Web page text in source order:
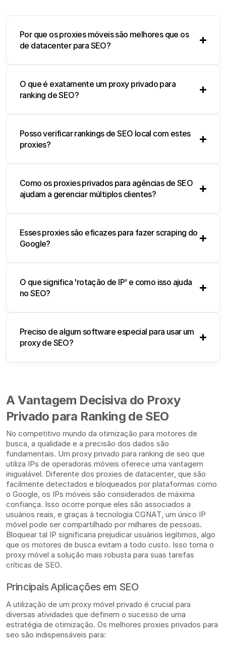
Por que os proxies móveis são melhores que os
de datacenter para SEO?
O que é exatamente um proxy privado para
ranking de SEO?
Posso verificar rankings de SEO local com estes
proxies?
Como os proxies privados para agências de SEO
ajudam a gerenciar múltiplos clientes?
Esses proxies são eficazes para fazer scraping do
Google?
O que significa 'rotação de IP' e como isso ajuda
no SEO?
Preciso de algum software especial para usar um
proxy de SEO?
A Vantagem Decisiva do Proxy
Privado para Ranking de SEO
No competitivo mundo da otimização para motores de
busca, a qualidade e a precisão dos dados são
fundamentais. Um proxy privado para ranking de seo que
utiliza IPs de operadoras móveis oferece uma vantagem
inigualável. Diferente dos proxies de datacenter, que são
facilmente detectados e bloqueados por plataformas como
o Google, os IPs móveis são considerados de máxima
confiança. Isso ocorre porque eles são associados a
usuários reais, e graças à tecnologia CGNAT, um único IP
móvel pode ser compartilhado por milhares de pessoas.
Bloquear tal IP significaria prejudicar usuários legítimos, algo
que os motores de busca evitam a todo custo. Isso torna o
proxy móvel a solução mais robusta para suas tarefas
críticas de SEO.
Principais Aplicações em SEO
A utilização de um proxy móvel privado é crucial para
diversas atividades que definem o sucesso de uma
estratégia de otimização. Os melhores proxies privados para
seo são indispensáveis para: